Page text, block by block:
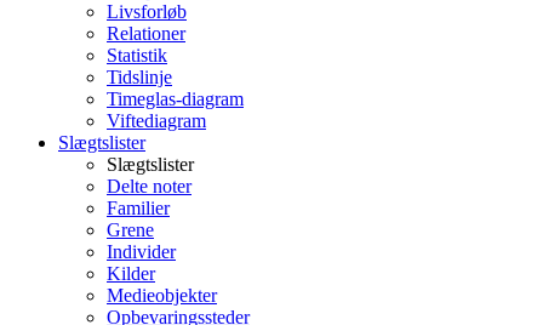
Livsforløb
Relationer
Statistik
Tidslinje
Timeglas-diagram
Viftediagram
Slægtslister
Slægtslister
Delte noter
Familier
Grene
Individer
Kilder
Medieobjekter
Opbevaringssteder